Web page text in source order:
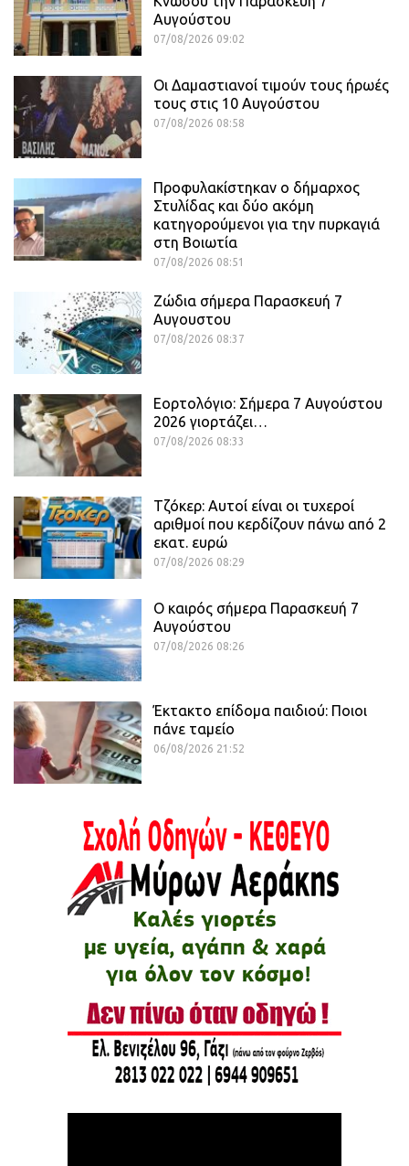
Αυγούστου
07/08/2026 09:02
Οι Δαμαστιανοί τιμούν τους ήρωές
τους στις 10 Αυγούστου
07/08/2026 08:58
Προφυλακίστηκαν ο δήμαρχος
Στυλίδας και δύο ακόμη
κατηγορούμενοι για την πυρκαγιά
στη Βοιωτία
07/08/2026 08:51
Ζώδια σήμερα Παρασκευή 7
Αυγουστου
07/08/2026 08:37
Εορτολόγιο: Σήμερα 7 Αυγούστου
2026 γιορτάζει…
07/08/2026 08:33
Τζόκερ: Αυτοί είναι οι τυχεροί
αριθμοί που κερδίζουν πάνω από 2
εκατ. ευρώ
07/08/2026 08:29
Ο καιρός σήμερα Παρασκευή 7
Αυγούστου
07/08/2026 08:26
Έκτακτο επίδομα παιδιού: Ποιοι
πάνε ταμείο
06/08/2026 21:52